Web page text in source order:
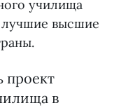
училища
лучшие высшие
проект
в